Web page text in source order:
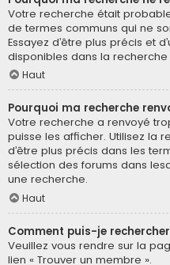
Votre recherche était
de termes communs qui ne
Essayez d’être plus précis et
disponibles dans la
Haut
Pourquoi ma recherche
Votre recherche a renvoyé
puisse les afficher. Utilisez la
d’être plus précis dans les
sélection des forums dans
une recherche.
Haut
Comment puis-je
Veuillez vous rendre sur la
lien « Trouver un membre ».